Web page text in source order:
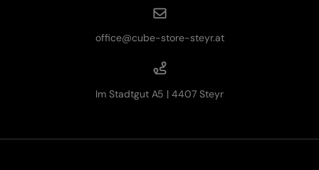
office@cube-store-steyr.at
Im Stadtgut A5 | 4407 Steyr